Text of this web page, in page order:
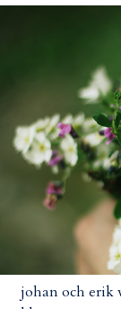
johan och erik